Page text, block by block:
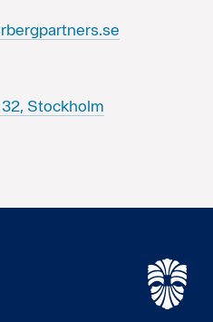
Stockholm